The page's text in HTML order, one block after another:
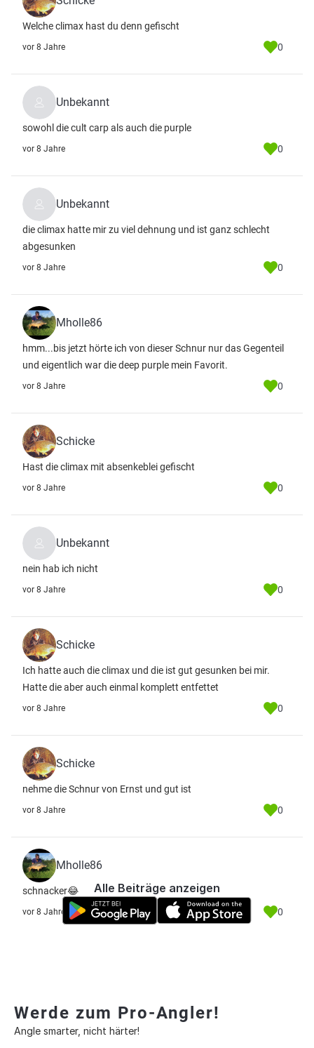
Welche climax hast du denn gefischt
vor 8 Jahre 0
Unbekannt
sowohl die cult carp als auch die purple
vor 8 Jahre 0
Unbekannt
die climax hatte mir zu viel dehnung und ist ganz schlecht
abgesunken
vor 8 Jahre 0
Mholle86
hmm...bis jetzt hörte ich von dieser Schnur nur das Gegenteil
und eigentlich war die deep purple mein Favorit.
vor 8 Jahre 0
Schicke
Hast die climax mit absenkeblei gefischt
vor 8 Jahre 0
Unbekannt
nein hab ich nicht
vor 8 Jahre 0
Schicke
Ich hatte auch die climax und die ist gut gesunken bei mir.
Hatte die aber auch einmal komplett entfettet
vor 8 Jahre 0
Schicke
nehme die Schnur von Ernst und gut ist
vor 8 Jahre 0
Mholle86
schnacker😂
vor 8 Jahre 0
Alle Beiträge anzeigen
Werde zum Pro-Angler!
Angle smarter, nicht härter!